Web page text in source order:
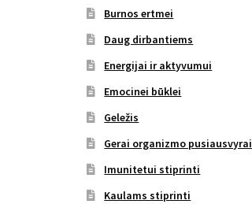
Burnos ertmei
Daug dirbantiems
Energijai ir aktyvumui
Emocinei būklei
Geležis
Gerai organizmo pusiausvyrai
Imunitetui stiprinti
Kaulams stiprinti